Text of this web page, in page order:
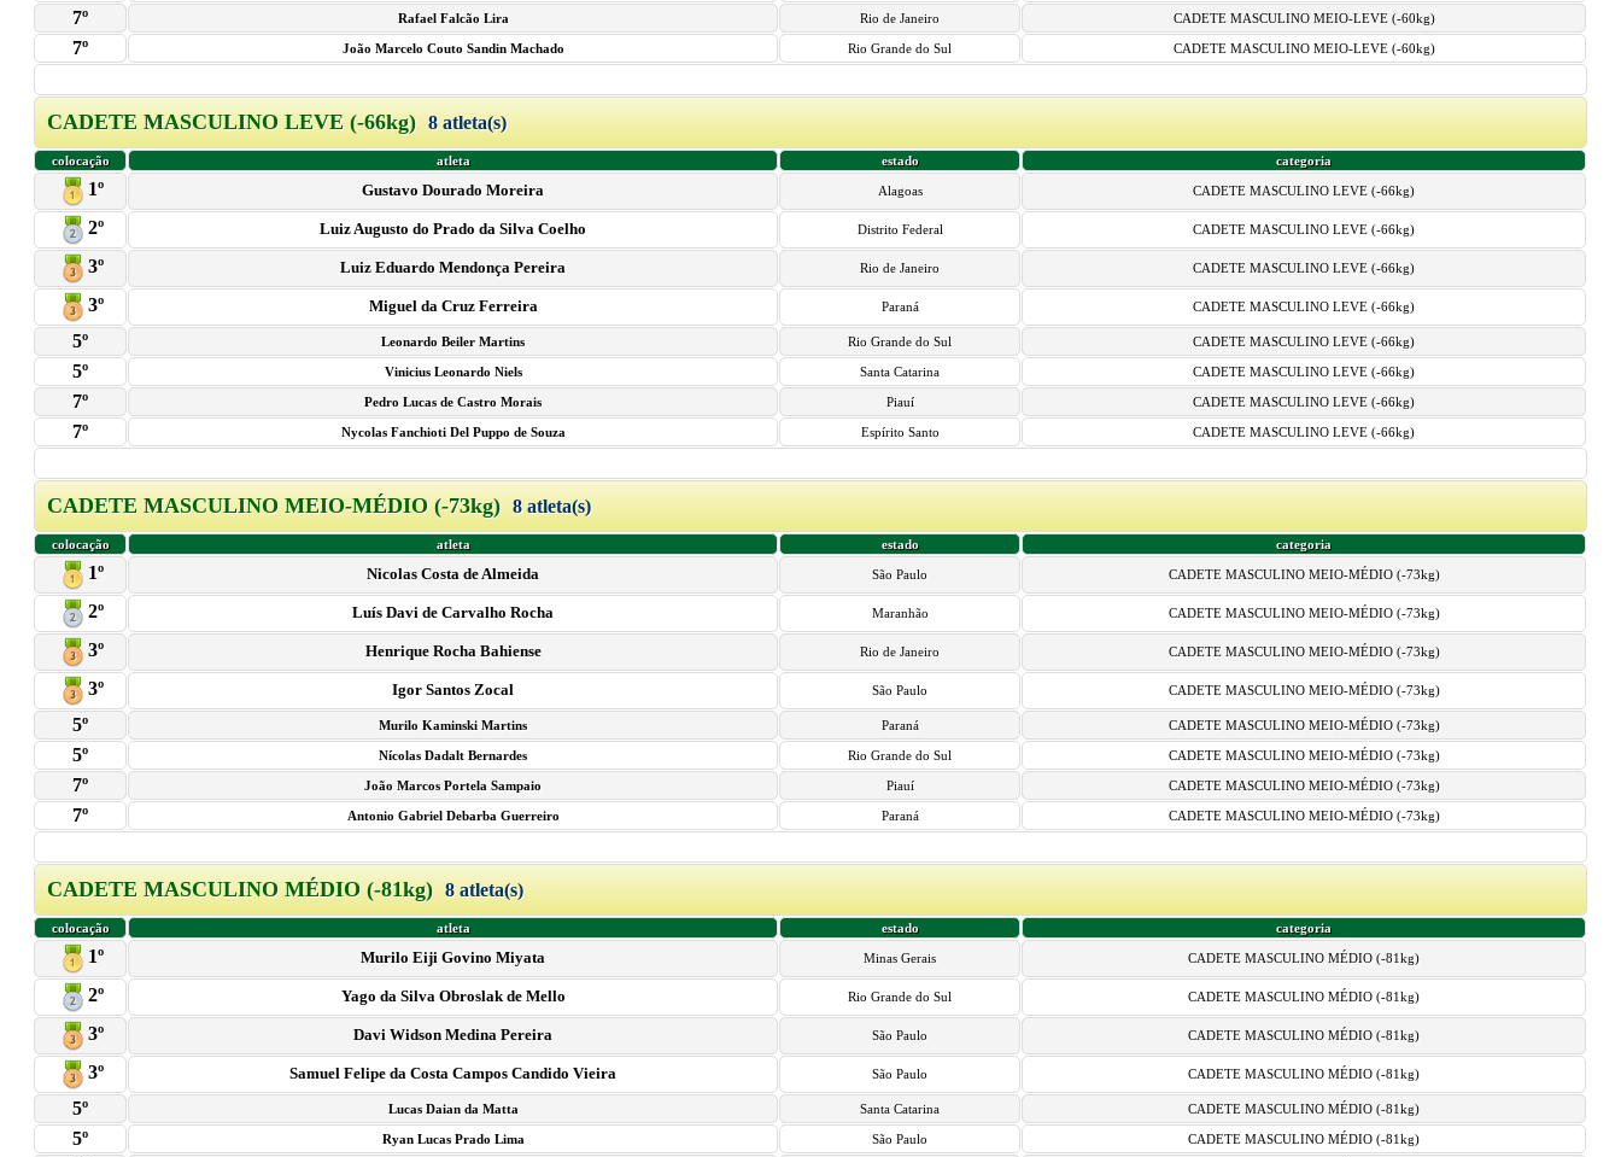
7º Rafael Falcão Lira Rio de Janeiro CADETE MASCULINO MEIO-LEVE (-60kg)
7º João Marcelo Couto Sandin Machado Rio Grande do Sul CADETE MASCULINO MEIO-LEVE (-60kg)
CADETE MASCULINO LEVE (-66kg)8 atleta(s)
colocação atleta estado categoria
1º Gustavo Dourado Moreira Alagoas CADETE MASCULINO LEVE (-66kg)
2º Luiz Augusto do Prado da Silva Coelho Distrito Federal CADETE MASCULINO LEVE (-66kg)
3º Luiz Eduardo Mendonça Pereira Rio de Janeiro CADETE MASCULINO LEVE (-66kg)
3º Miguel da Cruz Ferreira Paraná CADETE MASCULINO LEVE (-66kg)
5º Leonardo Beiler Martins Rio Grande do Sul CADETE MASCULINO LEVE (-66kg)
5º Vinicius Leonardo Niels Santa Catarina CADETE MASCULINO LEVE (-66kg)
7º Pedro Lucas de Castro Morais Piauí CADETE MASCULINO LEVE (-66kg)
7º Nycolas Fanchioti Del Puppo de Souza Espírito Santo CADETE MASCULINO LEVE (-66kg)
CADETE MASCULINO MEIO-MÉDIO (-73kg)8 atleta(s)
colocação atleta estado categoria
1º Nicolas Costa de Almeida São Paulo CADETE MASCULINO MEIO-MÉDIO (-73kg)
2º Luís Davi de Carvalho Rocha Maranhão CADETE MASCULINO MEIO-MÉDIO (-73kg)
3º Henrique Rocha Bahiense Rio de Janeiro CADETE MASCULINO MEIO-MÉDIO (-73kg)
3º Igor Santos Zocal São Paulo CADETE MASCULINO MEIO-MÉDIO (-73kg)
5º Murilo Kaminski Martins Paraná CADETE MASCULINO MEIO-MÉDIO (-73kg)
5º Nícolas Dadalt Bernardes Rio Grande do Sul CADETE MASCULINO MEIO-MÉDIO (-73kg)
7º João Marcos Portela Sampaio Piauí CADETE MASCULINO MEIO-MÉDIO (-73kg)
7º Antonio Gabriel Debarba Guerreiro Paraná CADETE MASCULINO MEIO-MÉDIO (-73kg)
CADETE MASCULINO MÉDIO (-81kg)8 atleta(s)
colocação atleta estado categoria
1º Murilo Eiji Govino Miyata Minas Gerais CADETE MASCULINO MÉDIO (-81kg)
2º Yago da Silva Obroslak de Mello Rio Grande do Sul CADETE MASCULINO MÉDIO (-81kg)
3º Davi Widson Medina Pereira São Paulo CADETE MASCULINO MÉDIO (-81kg)
3º Samuel Felipe da Costa Campos Candido Vieira São Paulo CADETE MASCULINO MÉDIO (-81kg)
5º Lucas Daian da Matta Santa Catarina CADETE MASCULINO MÉDIO (-81kg)
5º Ryan Lucas Prado Lima São Paulo CADETE MASCULINO MÉDIO (-81kg)